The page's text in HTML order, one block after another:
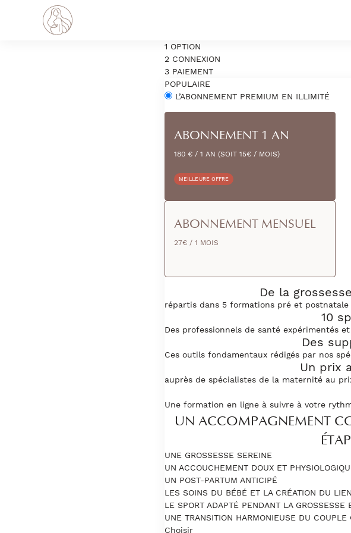
1 OPTION
2 CONNEXION
3 PAIEMENT
POPULAIRE
L’ABONNEMENT PREMIUM EN ILLIMITÉ
ABONNEMENT 1 AN
180 € / 1 AN (SOIT 15€ / MOIS)
MEILLEURE OFFRE
ABONNEMENT MENSUEL
27€ / 1 MOIS
De la
répartis dans 5 formations pré et postnatale
10
Des professionnels de santé expérimentés
Des
Ces outils fondamentaux rédigés par nos
Un prix
auprès de spécialistes de la maternité au
Une formation en ligne à suivre à votre
UN ACCOMPAGNEMENT
UNE GROSSESSE SEREINE
UN ACCOUCHEMENT DOUX ET
UN POST-PARTUM ANTICIPÉ
LES SOINS DU BÉBÉ ET LA CRÉATION DU
LE SPORT ADAPTÉ PENDANT LA GROSSESSE
UNE TRANSITION HARMONIEUSE DU COUPLE
Choisir